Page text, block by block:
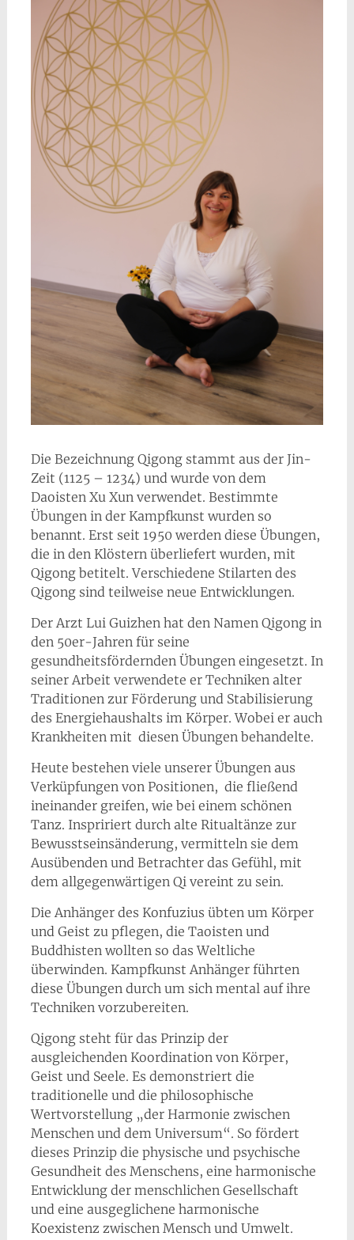
Die Bezeichnung Qigong stammt aus der Jin-
Zeit (1125 – 1234) und wurde von dem
Daoisten Xu Xun verwendet. Bestimmte
Übungen in der Kampfkunst wurden so
benannt. Erst seit 1950 werden diese Übungen,
die in den Klöstern überliefert wurden, mit
Qigong betitelt. Verschiedene Stilarten des
Qigong sind teilweise neue Entwicklungen.
Der Arzt Lui Guizhen hat den Namen Qigong in
den 50er-Jahren für seine
gesundheitsfördernden Übungen eingesetzt. In
seiner Arbeit verwendete er Techniken alter
Traditionen zur Förderung und Stabilisierung
des Energiehaushalts im Körper. Wobei er auch
Krankheiten mit diesen Übungen behandelte.
Heute bestehen viele unserer Übungen aus
Verküpfungen von Positionen, die fließend
ineinander greifen, wie bei einem schönen
Tanz. Inspririert durch alte Ritualtänze zur
Bewusstseinsänderung, vermitteln sie dem
Ausübenden und Betrachter das Gefühl, mit
dem allgegenwärtigen Qi vereint zu sein.
Die Anhänger des Konfuzius übten um Körper
und Geist zu pflegen, die Taoisten und
Buddhisten wollten so das Weltliche
überwinden. Kampfkunst Anhänger führten
diese Übungen durch um sich mental auf ihre
Techniken vorzubereiten.
Qigong steht für das Prinzip der
ausgleichenden Koordination von Körper,
Geist und Seele. Es demonstriert die
traditionelle und die philosophische
Wertvorstellung „der Harmonie zwischen
Menschen und dem Universum“. So fördert
dieses Prinzip die physische und psychische
Gesundheit des Menschens, eine harmonische
Entwicklung der menschlichen Gesellschaft
und eine ausgeglichene harmonische
Koexistenz zwischen Mensch und Umwelt.